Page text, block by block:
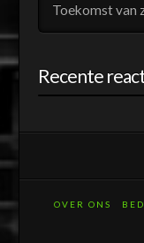
Toekomst van
Recente
OVER ONS